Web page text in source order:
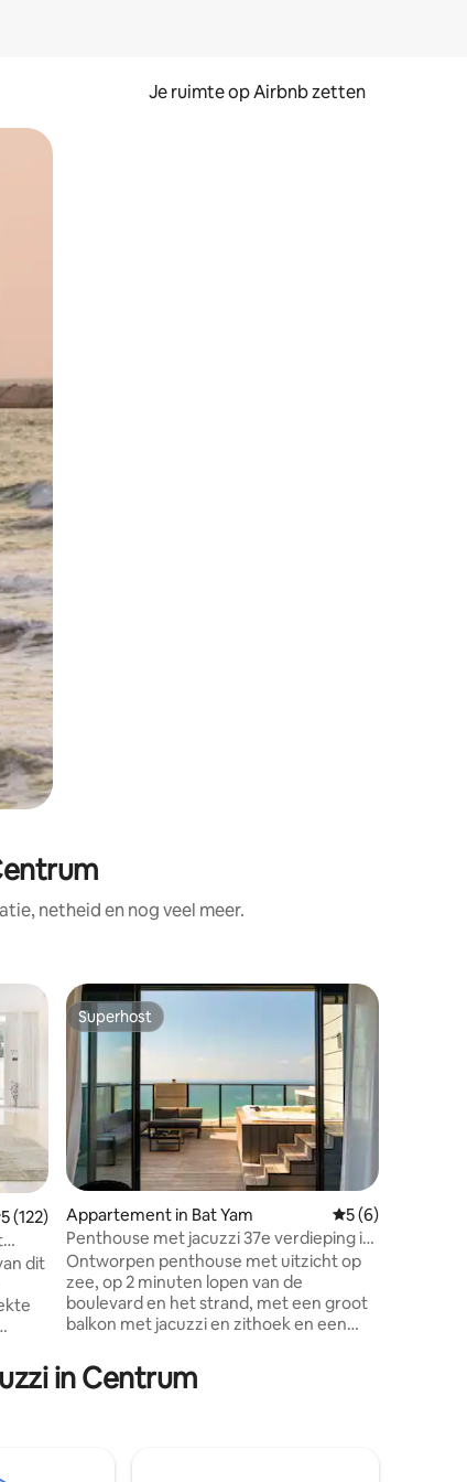
Je ruimte op Airbnb zetten
swipen.
netheid en nog veel meer.
beoordeling van 5 uit 5, 122 recensies
5 (122)
dit
Superhost
Superhost
Appartement in Bat Yam Gemiddelde
5 (6)
Penthouse met jacuzzi 37e verdieping in
Bat Yam MAMAD
Ontworpen penthouse met uitzicht op
zee, op 2 minuten lopen van de
boulevard en het strand, met een groot
balkon met jacuzzi en zithoek en een
heeft 3 slaapkamers, 2,5 badkamers, een
volledig uitgeruste keuken, een ruime
in Centrum